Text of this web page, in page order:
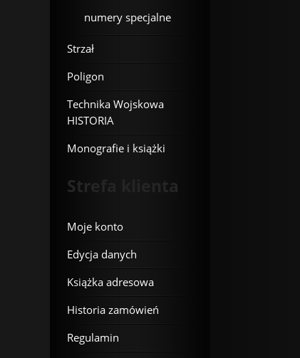
numery specjalne
Strzał
Poligon
Technika Wojskowa
HISTORIA
Monografie i książki
Strefa klienta
Moje konto
Edycja danych
Książka adresowa
Historia zamówień
Regulamin